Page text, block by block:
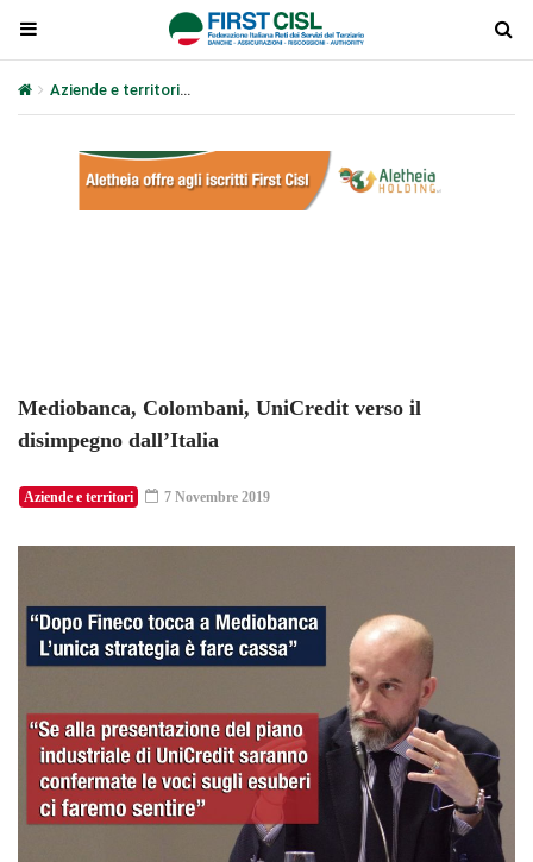
Aziende e territori
Mediobanca, Colombani, UniCredit verso il
disimpegno dall’Italia
Aziende e territori 7 Novembre 2019